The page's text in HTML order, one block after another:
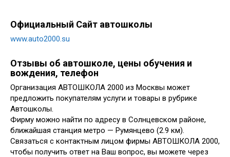
Официальный Сайт автошколы
www.auto2000.su
Отзывы об автошколе, цены обучения и
вождения, телефон
Организация АВТОШКОЛА 2000 из Москвы может
предложить покупателям услуги и товары в рубрике
Автошколы.
Фирму можно найти по адресу в Солнцевском районе,
ближайшая станция метро — Румянцево (2.9 км).
Связаться с контактным лицом фирмы АВТОШКОЛА 2000,
чтобы получить ответ на Ваш вопрос, вы можете через